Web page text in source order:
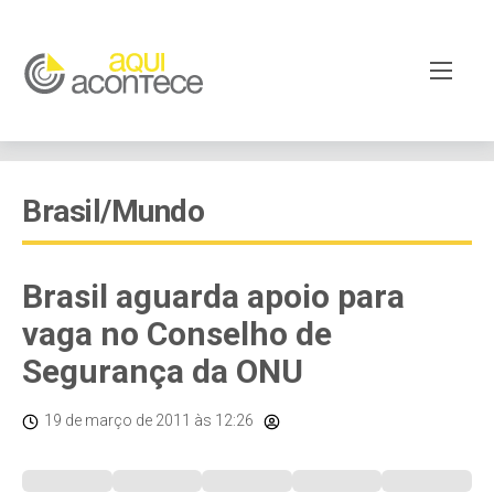
Brasil/Mundo
Brasil aguarda apoio para
vaga no Conselho de
Segurança da ONU
19 de março de 2011 às 12:26